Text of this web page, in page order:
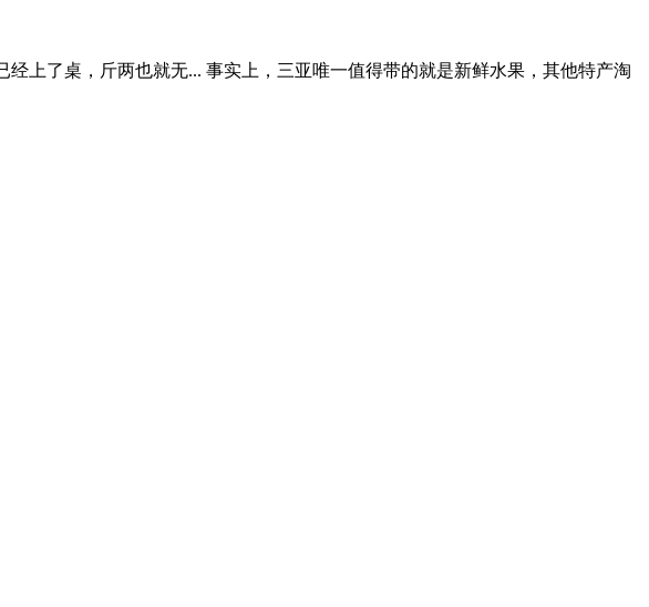
经上了桌，斤两也就无... 事实上，三亚唯一值得带的就是新鲜水果，其他特产淘